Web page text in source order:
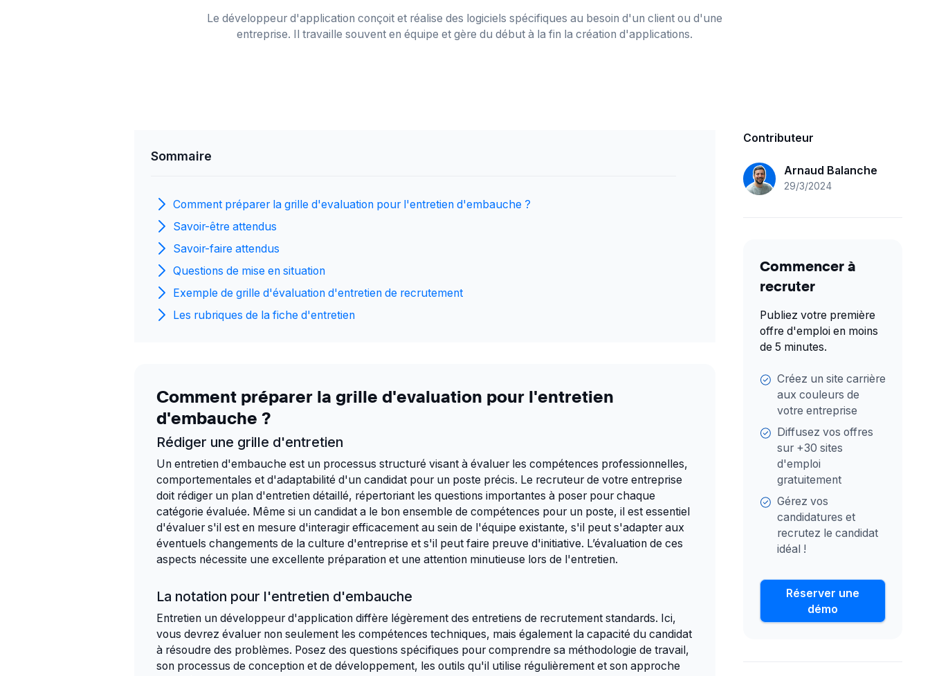
Le développeur d'application conçoit et réalise des logiciels spécifiques au besoin d'un client ou d'une
entreprise. Il travaille souvent en équipe et gère du début à la fin la création d'applications.
Sommaire
Comment préparer la grille d'evaluation pour l'entretien d'embauche ?
Savoir-être attendus
Savoir-faire attendus
Questions de mise en situation
Exemple de grille d'évaluation d'entretien de recrutement
Les rubriques de la fiche d'entretien
Comment préparer la grille d'evaluation pour l'entretien
d'embauche ?
Rédiger une grille d'entretien
Un entretien d'embauche est un processus structuré visant à évaluer les compétences professionnelles,
comportementales et d'adaptabilité d'un candidat pour un poste précis. Le recruteur de votre entreprise
doit rédiger un plan d'entretien détaillé, répertoriant les questions importantes à poser pour chaque
catégorie évaluée. Même si un candidat a le bon ensemble de compétences pour un poste, il est essentiel
d'évaluer s'il est en mesure d'interagir efficacement au sein de l'équipe existante, s'il peut s'adapter aux
éventuels changements de la culture d'entreprise et s'il peut faire preuve d'initiative. L’évaluation de ces
aspects nécessite une excellente préparation et une attention minutieuse lors de l'entretien.
La notation pour l'entretien d'embauche
Entretien un développeur d'application diffère légèrement des entretiens de recrutement standards. Ici,
vous devrez évaluer non seulement les compétences techniques, mais également la capacité du candidat
à résoudre des problèmes. Posez des questions spécifiques pour comprendre sa méthodologie de travail,
son processus de conception et de développement, les outils qu'il utilise régulièrement et son approche
Contributeur
Arnaud Balanche
29/3/2024
Commencer à
recruter
Publiez votre première
offre d'emploi en moins
de 5 minutes.
Créez un site carrière
aux couleurs de
votre entreprise
Diffusez vos offres
sur +30 sites
d'emploi
gratuitement
Gérez vos
candidatures et
recrutez le candidat
idéal !
Réserver une
démo